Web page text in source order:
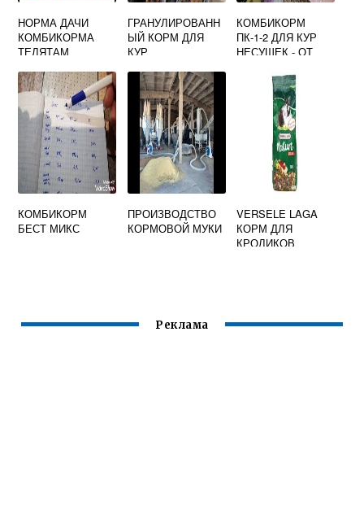
НОРМА ДАЧИ
КОМБИКОРМА
ТЕЛЯТАМ
ГРАНУЛИРОВАНН
ЫЙ КОРМ ДЛЯ
КУР
КОМБИКОРМ
ПК-1-2 ДЛЯ КУР
НЕСУШЕК - ОТ
КОМПАНИИ
СЫТАЯ СКОТИНА
КОМБИКОРМ
БЕСТ МИКС
ПРОИЗВОДСТВО
КОРМОВОЙ МУКИ
VERSELE LAGA
КОРМ ДЛЯ
КРОЛИКОВ
Реклама